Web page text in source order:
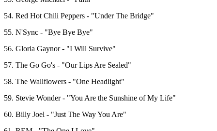
54. Red Hot Chili Peppers - "Under The Bridge"
55. N'Sync - "Bye Bye Bye"
56. Gloria Gaynor - "I Will Survive"
57. The Go Go's - "Our Lips Are Sealed"
58. The Wallflowers - "One Headlight"
59. Stevie Wonder - "You Are the Sunshine of My Life"
60. Billy Joel - "Just The Way You Are"